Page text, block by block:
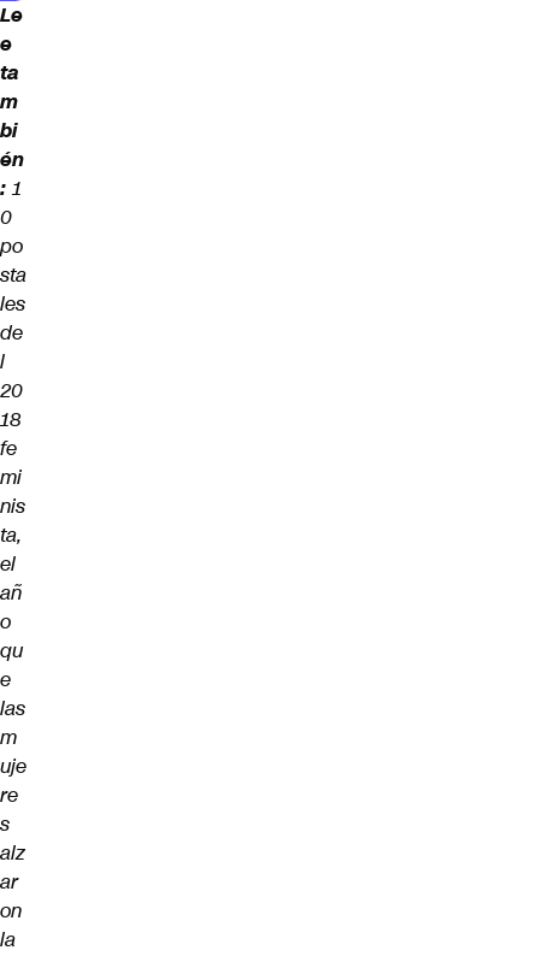
Le
e
ta
m
bi
én
: 1
0
po
sta
les
de
l
20
18
fe
mi
nis
ta,
el
añ
o
qu
e
las
m
uje
re
s
alz
ar
on
la